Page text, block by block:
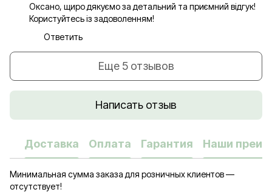
Оксано, щиро дякуємо за детальний та приємний відгук!
Користуйтесь із задоволенням!
Ответить
Еще 5 отзывов
Написать отзыв
Доставка Оплата Гарантия Наши
Минимальная сумма заказа для розничных клиентов —
отсутствует!